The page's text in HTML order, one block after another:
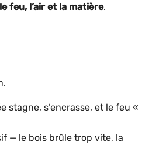
feu, l’air et la matière.
s’encrasse, et le feu «
— le bois brûle trop vite, la